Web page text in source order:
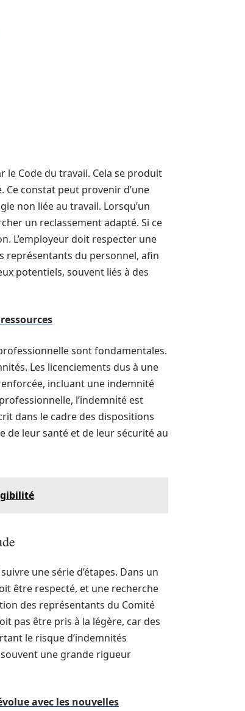
Code du travail. Cela se produit
constat peut provenir d’une
non liée au travail. Lorsqu’un
un reclassement adapté. Si ce
L’employeur doit respecter une
représentants du personnel, afin
potentiels, souvent liés à des
sont fondamentales.
Les licenciements dus à une
incluant une indemnité
l’indemnité est
dans le cadre des dispositions
de leur santé et de leur sécurité au
une série d’étapes. Dans un
être respecté, et une recherche
des représentants du Comité
pas être pris à la légère, car des
le risque d’indemnités
une grande rigueur
avec les nouvelles